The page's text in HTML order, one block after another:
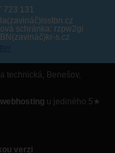
723 131
schránka: rzpw2gi
s.cz
technická, Benešov,
webhosting u jediného 5★
verzi